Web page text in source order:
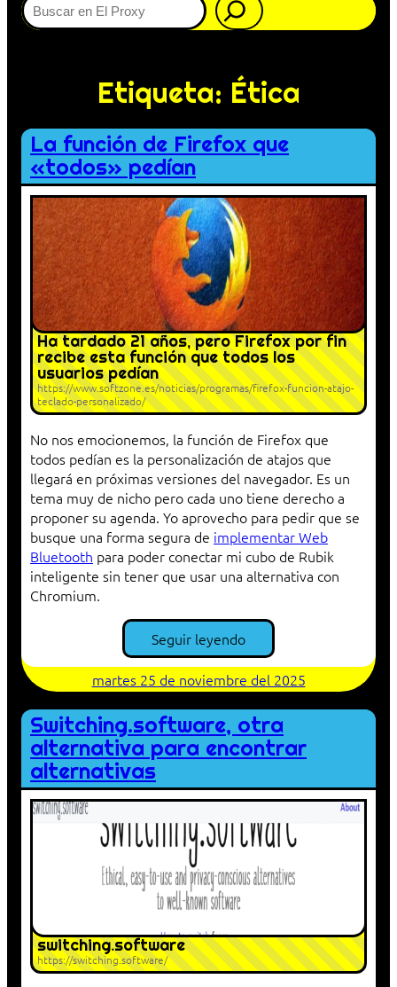
Etiqueta: Ética
La función de Firefox que
«todos» pedían
Ha tardado 21 años, pero Firefox por fin
recibe esta función que todos los
usuarios pedían
https://www.softzone.es/noticias/programas/firefox-funcion-atajo-
teclado-personalizado/
No nos emocionemos, la función de Firefox que
todos pedían es la personalización de atajos que
llegará en próximas versiones del navegador. Es un
tema muy de nicho pero cada uno tiene derecho a
proponer su agenda. Yo aprovecho para pedir que se
busque una forma segura de implementar Web
Bluetooth para poder conectar mi cubo de Rubik
inteligente sin tener que usar una alternativa con
Chromium.
Seguir leyendo
martes 25 de noviembre del 2025
Switching.software, otra
alternativa para encontrar
alternativas
switching.software
https://switching.software/